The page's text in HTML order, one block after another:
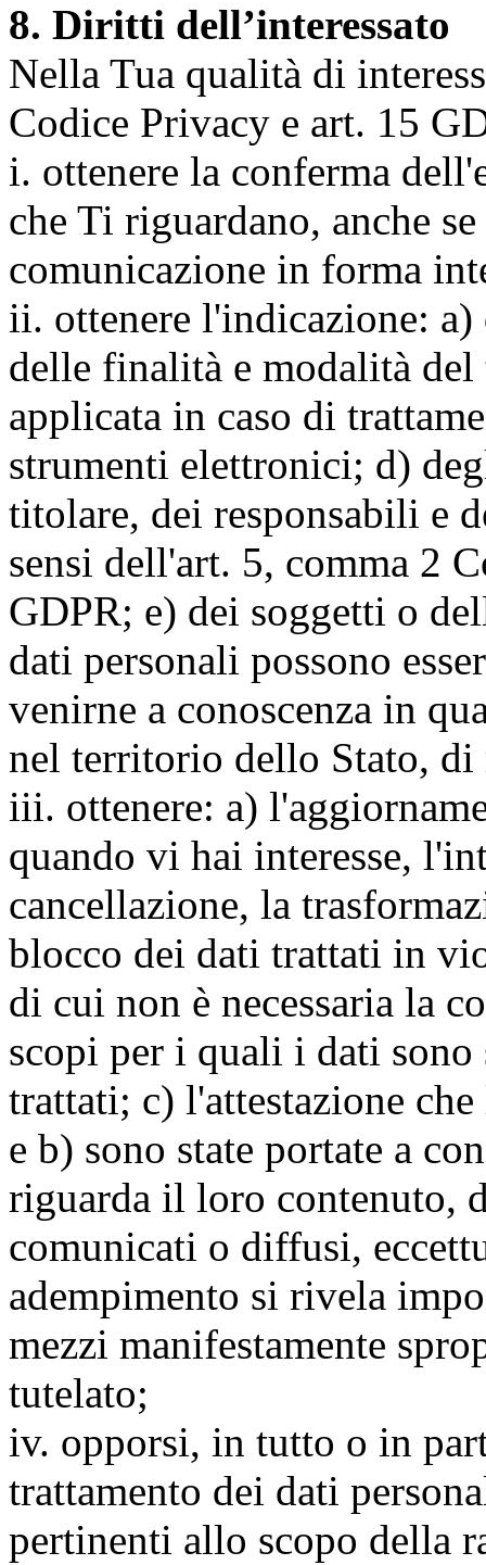
8. Diritti dell’interessato
Nella Tua qualità di
Codice Privacy e art. 15
i. ottenere la conferma
che Ti riguardano, anche
comunicazione in forma
ii. ottenere l'indicazione:
delle finalità e modalità
applicata in caso di
strumenti elettronici; d)
titolare, dei responsabili e
sensi dell'art. 5, comma 2
GDPR; e) dei soggetti o
dati personali possono
venirne a conoscenza in
nel territorio dello Stato,
iii. ottenere: a)
quando vi hai interesse,
cancellazione, la
blocco dei dati trattati in
di cui non è necessaria la
scopi per i quali i dati sono
trattati; c) l'attestazione
e b) sono state portate a
riguarda il loro contenuto,
comunicati o diffusi,
adempimento si rivela
mezzi manifestamente
tutelato;
iv. opporsi, in tutto o in
trattamento dei dati
pertinenti allo scopo della